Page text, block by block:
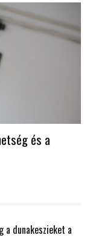
és a
a dunakeszieket a